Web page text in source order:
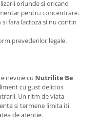
oriunde si oricand
pentru concentrare.
fara lactoza si nu contin
prevederilor legale.
nevoie cu Nutrilite Be
cu gust delicios
Un ritm de viata
si termene limita iti
de atentie.